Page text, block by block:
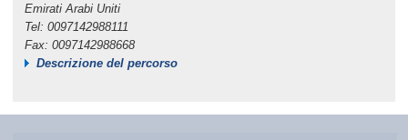
Emirati Arabi Uniti
Tel: 0097142988111
Fax: 0097142988668
Descrizione del percorso